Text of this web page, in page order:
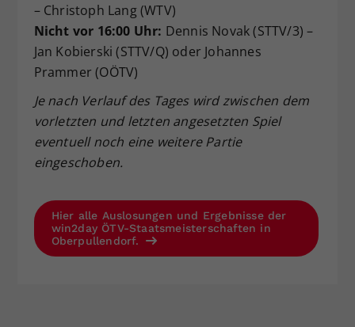
– Christoph Lang (WTV)
Nicht vor 16:00 Uhr: Dennis Novak (STTV/3) –
Jan Kobierski (STTV/Q) oder Johannes
Prammer (OÖTV)
Je nach Verlauf des Tages wird zwischen dem
vorletzten und letzten angesetzten Spiel
eventuell noch eine weitere Partie
eingeschoben.
Hier alle Auslosungen und Ergebnisse der
win2day ÖTV-Staatsmeisterschaften in
Oberpullendorf.